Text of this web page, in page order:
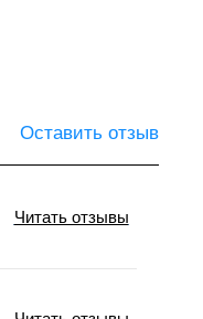
Оставить отзыв
Читать отзывы